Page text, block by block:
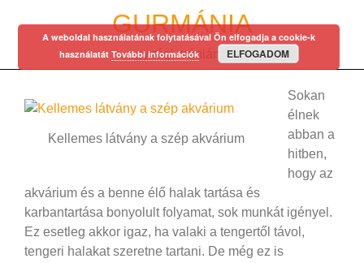
GURMÁNIA
egy régi mániám…
Kellemes látvány a szép akvárium
Sokan
élnek
abban a
hitben,
hogy az
akvárium és a benne élő halak tartása és
karbantartása bonyolult folyamat, sok munkát igényel.
Ez esetleg akkor igaz, ha valaki a tengertől távol,
tengeri halakat szeretne tartani. De még ez is
A weboldal használatának folytatásával Ön elfogadja a cookie-k
használatát További információk ELFOGADOM